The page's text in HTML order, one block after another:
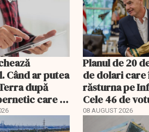
Când ar putea
după
care a
Planul de 20
de dolari care
răsturna pe
Cele 46 de
Asiei decid
08 AUGUST 2026